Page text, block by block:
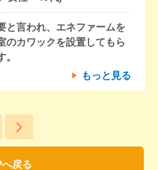
と言われ、エネファームを
のカワックを設置してもら
もっと見る
戻る